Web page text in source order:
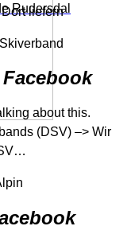
Rudersdal
liefern
about this.
(DSV) –> Wir